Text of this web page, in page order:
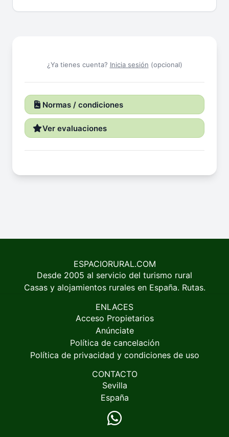
¿Ya tienes cuenta? Inicia sesión (opcional)
Normas / condiciones
Ver evaluaciones
ESPACIORURAL.COM
Desde 2005 al servicio del turismo rural
Casas y alojamientos rurales en España. Rutas.
ENLACES
Acceso Propietarios
Anúnciate
Política de cancelación
Política de privacidad y condiciones de uso
CONTACTO
Sevilla
España